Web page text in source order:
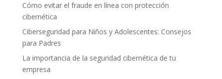
Cómo evitar el fraude en línea con protección
cibernética
Ciberseguridad para Niños y Adolescentes: Consejos
para Padres
La importancia de la seguridad cibernética de tu
empresa